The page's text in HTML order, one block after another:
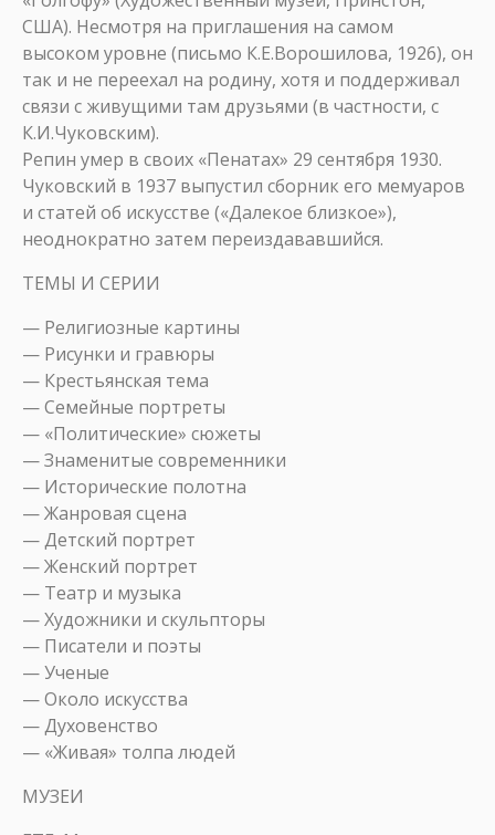
США). Несмотря на приглашения на самом
высоком уровне (письмо К.Е.Ворошилова, 1926), он
так и не переехал на родину, хотя и поддерживал
связи с живущими там друзьями (в частности, с
К.И.Чуковским).
Репин умер в своих «Пенатах» 29 сентября 1930.
Чуковский в 1937 выпустил сборник его мемуаров
и статей об искусстве («Далекое близкое»),
неоднократно затем переиздававшийся.
ТЕМЫ И СЕРИИ
— Религиозные картины
— Рисунки и гравюры
— Крестьянская тема
— Семейные портреты
— «Политические» сюжеты
— Знаменитые современники
— Исторические полотна
— Жанровая сцена
— Детский портрет
— Женский портрет
— Театр и музыка
— Художники и скульпторы
— Писатели и поэты
— Ученые
— Около искусства
— Духовенство
— «Живая» толпа людей
МУЗЕИ